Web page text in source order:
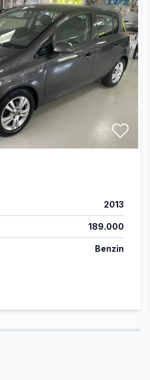
2013
189.000
Benzin